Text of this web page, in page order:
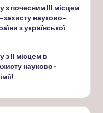
почесним ІІІ місцем
захисту науково-
з української
ІІ місцем в
науково-